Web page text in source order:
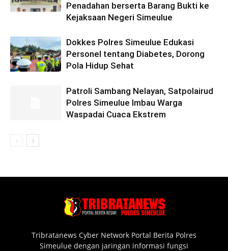
Penadahan berserta Barang Bukti ke
Kejaksaan Negeri Simeulue
Dokkes Polres Simeulue Edukasi
Personel tentang Diabetes, Dorong
Pola Hidup Sehat
Patroli Sambang Nelayan, Satpolairud
Polres Simeulue Imbau Warga
Waspadai Cuaca Ekstrem
Tribratanews Cyber Network Portal Berita Polres
Simeulue dengan jaringan informasi fungsi